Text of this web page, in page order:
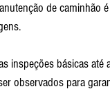
de caminhão
inspeções básicas até
observados para